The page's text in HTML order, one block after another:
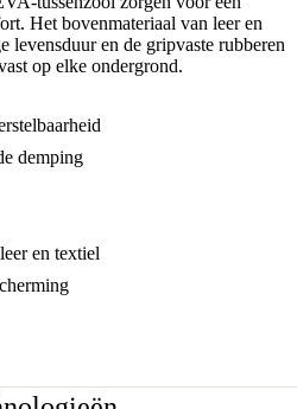
Het bovenmateriaal van leer en
levensduur en de gripvaste rubberen
op elke ondergrond.
demping
en textiel